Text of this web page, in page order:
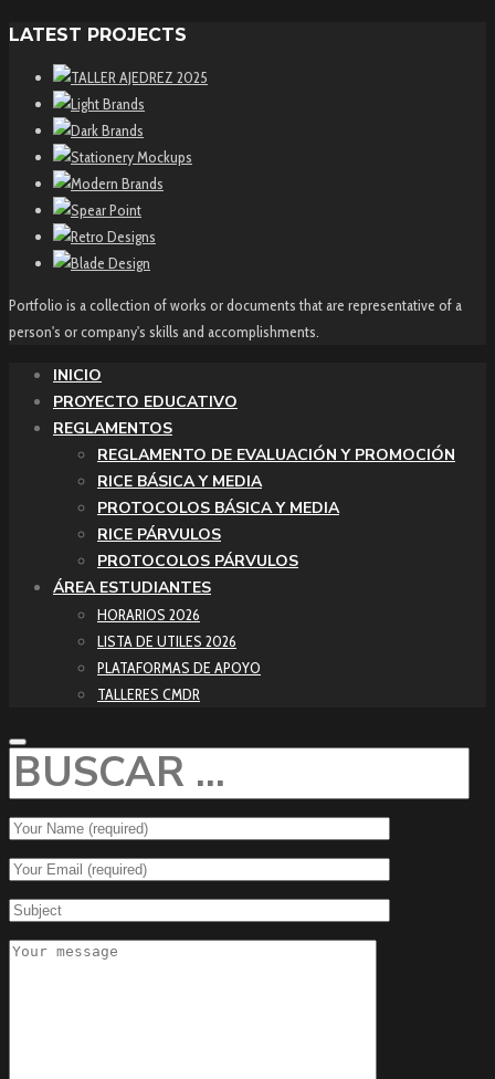
LATEST PROJECTS
Portfolio is a collection of works or documents that are representative of a
person's or company's skills and accomplishments.
INICIO
PROYECTO EDUCATIVO
REGLAMENTOS
REGLAMENTO DE EVALUACIÓN Y PROMOCIÓN
RICE BÁSICA Y MEDIA
PROTOCOLOS BÁSICA Y MEDIA
RICE PÁRVULOS
PROTOCOLOS PÁRVULOS
ÁREA ESTUDIANTES
HORARIOS 2026
LISTA DE UTILES 2026
PLATAFORMAS DE APOYO
TALLERES CMDR